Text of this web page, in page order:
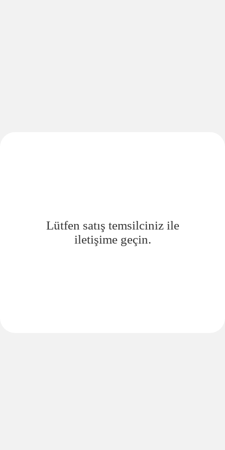
Lütfen satış temsilciniz ile
iletişime geçin.